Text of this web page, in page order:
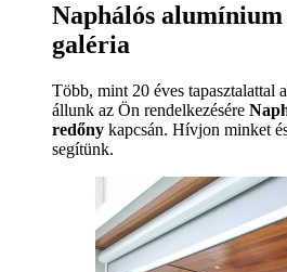
Naphálós
galéria
Több, mint 20 éves tapasztalattal
állunk az Ön rendelkezésére
redőny kapcsán. Hívjon minket
segítünk.